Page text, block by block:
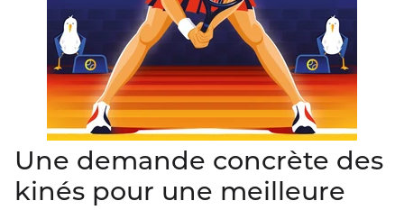
Une demande concrète des
kinés pour une meilleure